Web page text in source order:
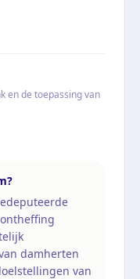
en de toepassing van
damherten
van